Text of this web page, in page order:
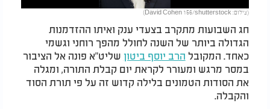
Video
(צילום: David Cohen 156/shutterstock)
חג השבועות מתקרב בצעדי ענק ואיתו ההזדמנות
הגדולה ביותר של השנה לחולל מהפך רוחני וגשמי
כאחד. המקובל הרב יוסף ביטון שליט"א פונה אל הציבור
במסר מרגש ומעורר לקראת יום קבלת התורה, ומגלה
את הסודות הטמונים בלילה קדוש זה על פי תורת הסוד
והקבלה.